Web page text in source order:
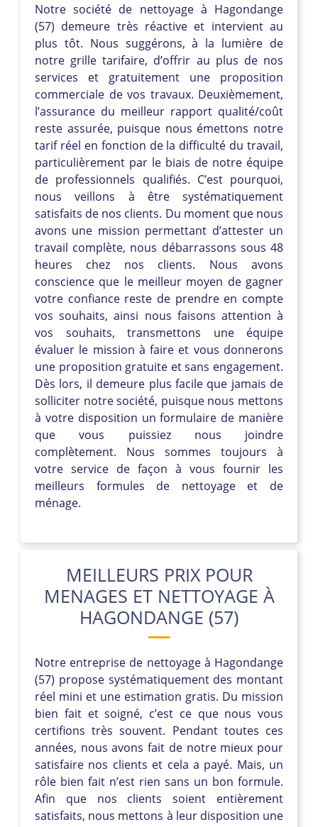
Notre société de nettoyage à Hagondange
(57) demeure très réactive et intervient au
plus tôt. Nous suggérons, à la lumière de
notre grille tarifaire, d’offrir au plus de nos
services et gratuitement une proposition
commerciale de vos travaux. Deuxièmement,
l’assurance du meilleur rapport qualité/coût
reste assurée, puisque nous émettons notre
tarif réel en fonction de la difficulté du travail,
particulièrement par le biais de notre équipe
de professionnels qualifiés. C’est pourquoi,
nous veillons à être systématiquement
satisfaits de nos clients. Du moment que nous
avons une mission permettant d’attester un
travail complète, nous débarrassons sous 48
heures chez nos clients. Nous avons
conscience que le meilleur moyen de gagner
votre confiance reste de prendre en compte
vos souhaits, ainsi nous faisons attention à
vos souhaits, transmettons une équipe
évaluer le mission à faire et vous donnerons
une proposition gratuite et sans engagement.
Dès lors, il demeure plus facile que jamais de
solliciter notre société, puisque nous mettons
à votre disposition un formulaire de manière
que vous puissiez nous joindre
complètement. Nous sommes toujours à
votre service de façon à vous fournir les
meilleurs formules de nettoyage et de
ménage.
MEILLEURS PRIX POUR
MENAGES ET NETTOYAGE À
HAGONDANGE (57)
Notre entreprise de nettoyage à Hagondange
(57) propose systématiquement des montant
réel mini et une estimation gratis. Du mission
bien fait et soigné, c’est ce que nous vous
certifions très souvent. Pendant toutes ces
années, nous avons fait de notre mieux pour
satisfaire nos clients et cela a payé. Mais, un
rôle bien fait n’est rien sans un bon formule.
Afin que nos clients soient entièrement
satisfaits, nous mettons à leur disposition une